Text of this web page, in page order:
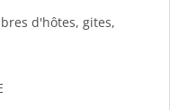
d'hôtes, gites,